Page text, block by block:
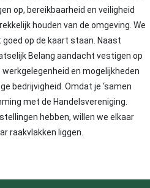
op, bereikbaarheid en veiligheid
houden van de omgeving. We
op de kaart staan. Naast
Belang aandacht vestigen op
en mogelijkheden
bedrijvigheid. Omdat je ‘samen
met de Handelsvereniging.
hebben, willen we elkaar
raakvlakken liggen.